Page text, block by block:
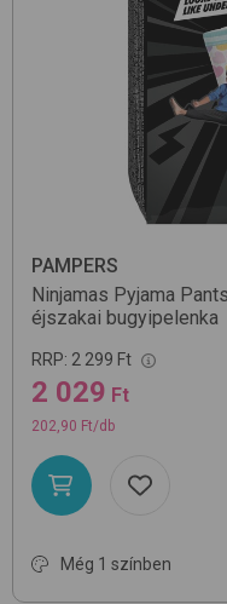
PAMPERS
Ninjamas Pyjama
éjszakai bugyipelenka
RRP: 2 299 Ft
2 029 Ft
202,90 Ft/db
Még 1 színben